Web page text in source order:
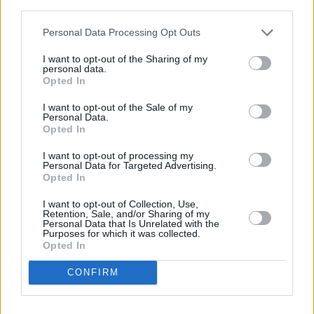
Personal Data Processing Opt Outs
I want to opt-out of the Sharing of my
personal data.
Opted In
I want to opt-out of the Sale of my
Personal Data.
Opted In
I want to opt-out of processing my
Personal Data for Targeted Advertising.
Opted In
I want to opt-out of Collection, Use,
Retention, Sale, and/or Sharing of my
Personal Data that Is Unrelated with the
Purposes for which it was collected.
Opted In
CONFIRM
regulada.
El debate sobre el acceso a la vivienda
de creciente presión sobre el mercado inmobiliario
canario, donde se ha disparado la compra de
propiedades por parte de no residentes,
alimentando un fenómeno de encarecimiento que
local, especialmente a los más jóvenes. Según
datos del Colegio de Registradores, en 2024 casi el
30 % de las compraventas en las Islas fueron
realizadas por extranjeros, con especial incidencia
en zonas costeras y de alta demanda turística.